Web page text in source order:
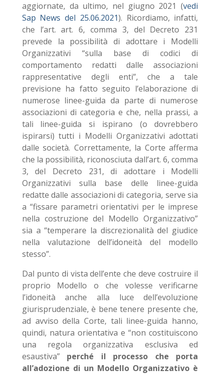
aggiornate, da ultimo, nel giugno 2021 (vedi
Sap News del 25.06.2021). Ricordiamo, infatti,
che l’art. art. 6, comma 3, del Decreto 231
prevede la possibilità di adottare i Modelli
Organizzativi “sulla base di codici di
comportamento redatti dalle associazioni
rappresentative degli enti”, che a tale
previsione ha fatto seguito l’elaborazione di
numerose linee-guida da parte di numerose
associazioni di categoria e che, nella prassi, a
tali linee-guida si ispirano (o dovrebbero
ispirarsi) tutti i Modelli Organizzativi adottati
dalle società. Correttamente, la Corte afferma
che la possibilità, riconosciuta dall’art. 6, comma
3, del Decreto 231, di adottare i Modelli
Organizzativi sulla base delle linee-guida
redatte dalle associazioni di categoria, serve sia
a “fissare parametri orientativi per le imprese
nella costruzione del Modello Organizzativo”
sia a “temperare la discrezionalità del giudice
nella valutazione dell’idoneità del modello
stesso”.
Dal punto di vista dell’ente che deve costruire il
proprio Modello o che volesse verificarne
l’idoneità anche alla luce dell’evoluzione
giurisprudenziale, è bene tenere presente che,
ad avviso della Corte, tali linee-guida hanno,
quindi, natura orientativa e “non costituiscono
una regola organizzativa esclusiva ed
esaustiva” perché il processo che porta
all’adozione di un Modello Organizzativo è